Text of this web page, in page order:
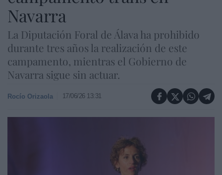
Navarra
La Diputación Foral de Álava ha prohibido
durante tres años la realización de este
campamento, mientras el Gobierno de
Navarra sigue sin actuar.
Rocío Orizaola 17/06/26 13:31